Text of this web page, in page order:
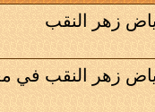
زهر النقب
زهر النقب في